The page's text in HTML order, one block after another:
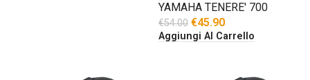
YAMAHA TENERE' 700
€54.00 €45.90
Aggiungi Al Carrello